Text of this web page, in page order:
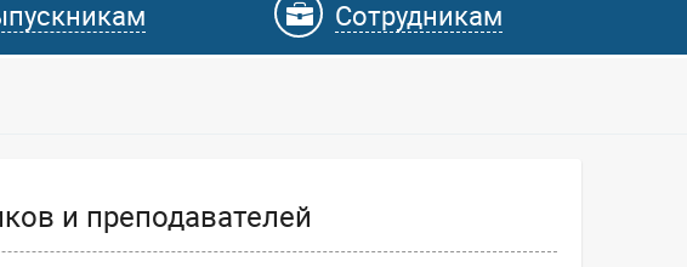
Сотрудникам
и преподавателей